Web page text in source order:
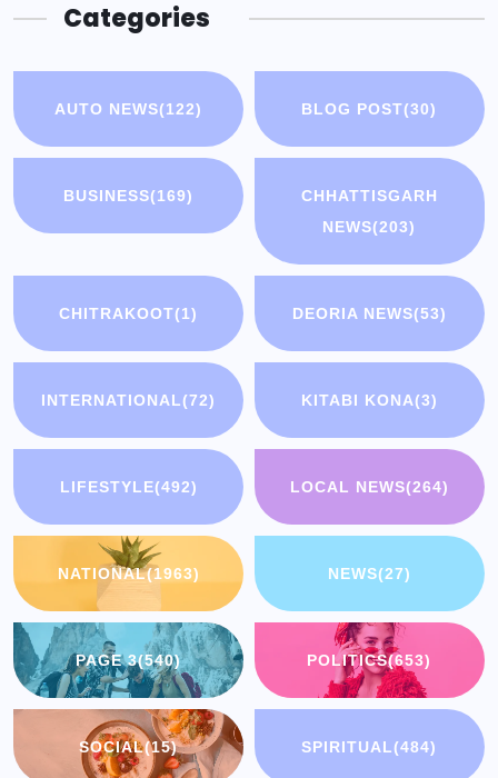
Categories
AUTO NEWS(122) BLOG POST(30)
BUSINESS(169)
CHHATTISGARH
NEWS(203)
CHITRAKOOT(1) DEORIA NEWS(53)
INTERNATIONAL(72) KITABI KONA(3)
LIFESTYLE(492) LOCAL NEWS(264)
NATIONAL(1963) NEWS(27)
PAGE 3(540) POLITICS(653)
SOCIAL(15) SPIRITUAL(484)